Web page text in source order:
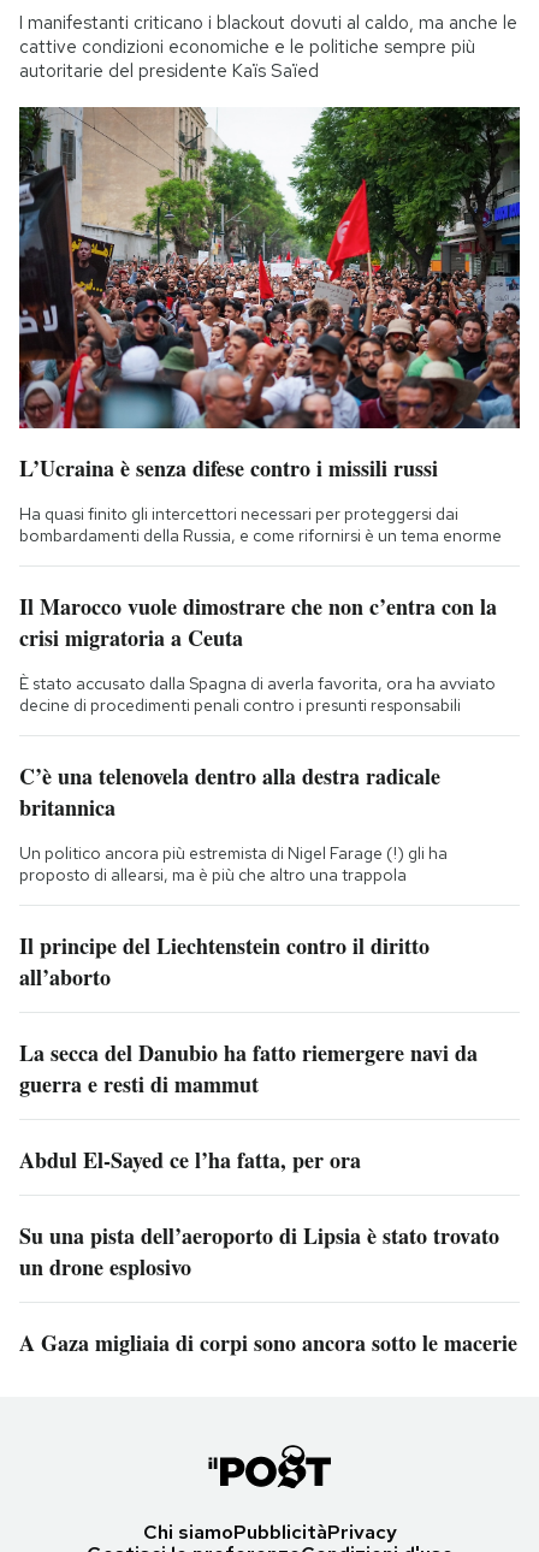
I manifestanti criticano i blackout dovuti al caldo, ma anche le
cattive condizioni economiche e le politiche sempre più
autoritarie del presidente Kaïs Saïed
L’Ucraina è senza difese contro i missili russi
Ha quasi finito gli intercettori necessari per proteggersi dai
bombardamenti della Russia, e come rifornirsi è un tema enorme
Il Marocco vuole dimostrare che non c’entra con la
crisi migratoria a Ceuta
È stato accusato dalla Spagna di averla favorita, ora ha avviato
decine di procedimenti penali contro i presunti responsabili
C’è una telenovela dentro alla destra radicale
britannica
Un politico ancora più estremista di Nigel Farage (!) gli ha
proposto di allearsi, ma è più che altro una trappola
Il principe del Liechtenstein contro il diritto
all’aborto
La secca del Danubio ha fatto riemergere navi da
guerra e resti di mammut
Abdul El-Sayed ce l’ha fatta, per ora
Su una pista dell’aeroporto di Lipsia è stato trovato
un drone esplosivo
A Gaza migliaia di corpi sono ancora sotto le macerie
Chi siamoPubblicitàPrivacy